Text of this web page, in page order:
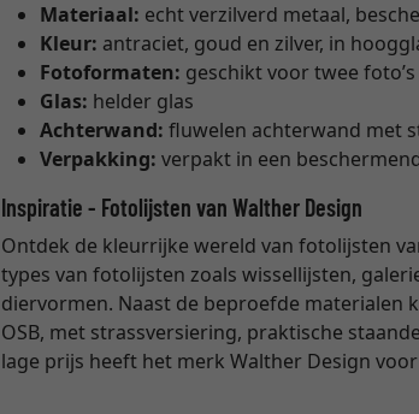
Materiaal: echt verzilverd metaal,
Kleur: antraciet, goud en zilver, in
Fotoformaten: geschikt voor twee
Glas: helder glas
Achterwand: fluwelen achterwand met
Verpakking:verpakt in een
Inspiratie - Fotolijsten van Walther Design
Ontdek de kleurrijke wereld van fotolijsten
types van fotolijsten zoals wissellijsten,
diervormen. Naast de beproefde materialen
OSB, met strassversiering, praktische
lage prijs heeft het merk Walther Design